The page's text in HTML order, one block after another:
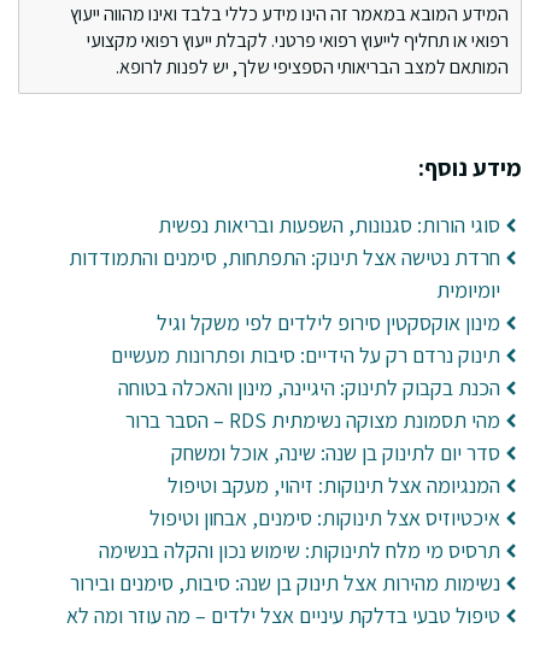
המידע המובא במאמר זה הינו מידע כללי בלבד ואינו מהווה ייעוץ
רפואי או תחליף לייעוץ רפואי פרטני. לקבלת ייעוץ רפואי מקצועי
המותאם למצב הבריאותי הספציפי שלך, יש לפנות לרופא.
מידע נוסף:
סוגי הורות: סגנונות, השפעות ובריאות נפשית
חרדת נטישה אצל תינוק: התפתחות, סימנים והתמודדות
יומיומית
מינון אוקסקטין סירופ לילדים לפי משקל וגיל
תינוק נרדם רק על הידיים: סיבות ופתרונות מעשיים
הכנת בקבוק לתינוק: היגיינה, מינון והאכלה בטוחה
מהי תסמונת מצוקה נשימתית RDS – הסבר ברור
סדר יום לתינוק בן שנה: שינה, אוכל ומשחק
המנגיומה אצל תינוקות: זיהוי, מעקב וטיפול
איכטיוזיס אצל תינוקות: סימנים, אבחון וטיפול
תרסיס מי מלח לתינוקות: שימוש נכון והקלה בנשימה
נשימות מהירות אצל תינוק בן שנה: סיבות, סימנים ובירור
טיפול טבעי בדלקת עיניים אצל ילדים – מה עוזר ומה לא